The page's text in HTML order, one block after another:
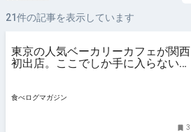
21件の記事を表示しています
東京の人気ベーカリーカフェが関西
初出店。ここでしか手に入らない限
食べログマガジン
3